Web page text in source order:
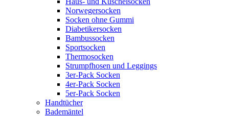
Norwegersocken
Socken ohne Gummi
Diabetikersocken
Bambussocken
Sportsocken
Thermosocken
Strumpfhosen und Leggings
3er-Pack Socken
4er-Pack Socken
5er-Pack Socken
Handtücher
Bademäntel